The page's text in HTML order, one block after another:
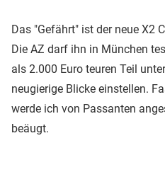
Das "Gefährt" ist der neue X2
Die AZ darf ihn in München
als 2.000 Euro teuren Teil
neugierige Blicke einstellen.
werde ich von Passanten
beäugt.